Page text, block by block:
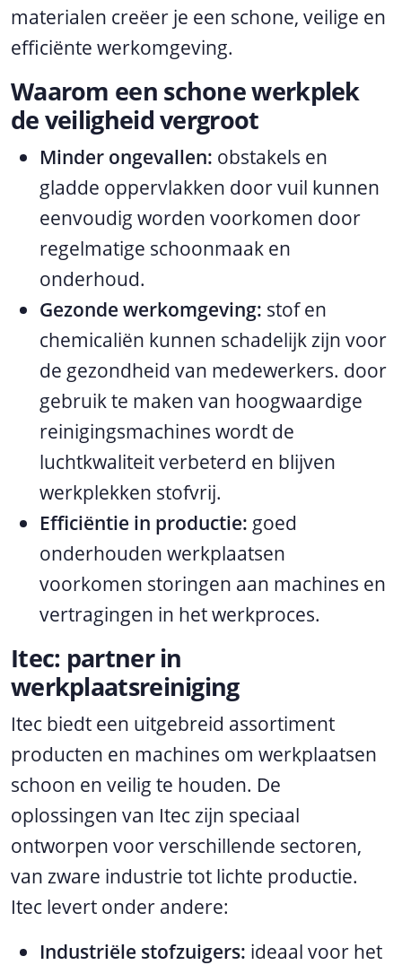
materialen creëer je een schone, veilige en
efficiënte werkomgeving.
Waarom een schone werkplek
de veiligheid vergroot
Minder ongevallen: obstakels en
gladde oppervlakken door vuil kunnen
eenvoudig worden voorkomen door
regelmatige schoonmaak en
onderhoud.
Gezonde werkomgeving: stof en
chemicaliën kunnen schadelijk zijn voor
de gezondheid van medewerkers. door
gebruik te maken van hoogwaardige
reinigingsmachines wordt de
luchtkwaliteit verbeterd en blijven
werkplekken stofvrij.
Efficiëntie in productie: goed
onderhouden werkplaatsen
voorkomen storingen aan machines en
vertragingen in het werkproces.
Itec: partner in
werkplaatsreiniging
Itec biedt een uitgebreid assortiment
producten en machines om werkplaatsen
schoon en veilig te houden. De
oplossingen van Itec zijn speciaal
ontworpen voor verschillende sectoren,
van zware industrie tot lichte productie.
Itec levert onder andere:
Industriële stofzuigers: ideaal voor het